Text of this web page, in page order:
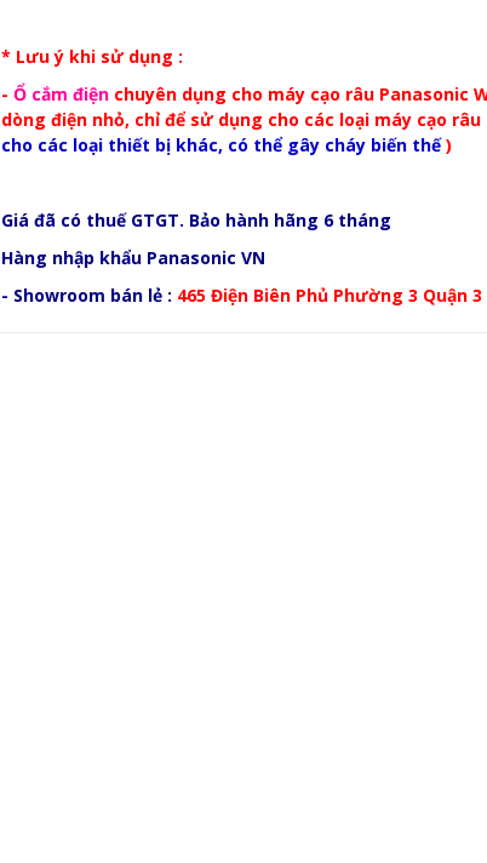
* Lưu ý khi sử dụng :
- Ổ cắm điệnchuyên dụng cho máy cạo râu Panasonic
dòng điện nhỏ, chỉ để sử dụng cho các loại máy cạo
cho các loại thiết bị khác, có thể gây cháy biến thế)
Giá đã có thuế GTGT. Bảo hành hãng 6 tháng
Hàng nhập khẩu Panasonic VN
- Showroom bán lẻ : 465 Điện Biên Phủ Phường 3 Quận 3